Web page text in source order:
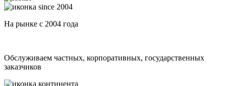
На рынке с 2004 года
Обслуживаем частных, корпоративных, государственных
заказчиков